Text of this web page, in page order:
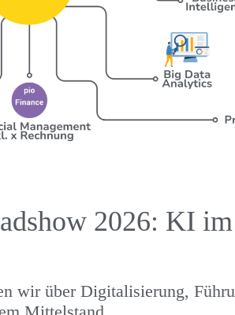
2026: KI
wir über Digitalisierung,